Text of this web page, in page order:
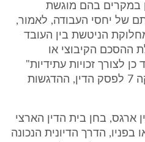
במקרים בהם מוגשת
של יחסי העבודה, לאמור,
הניטשת בין העובד
ההסכם הקיבוצי או
לצורך זכויות עתידיות"
(ראה בעניין רפפורט בפסקה 7 לפסק הדין, ההדגשות
ארגס, בחן בית הדין הארצי
הדרך הדיונית הנכונה